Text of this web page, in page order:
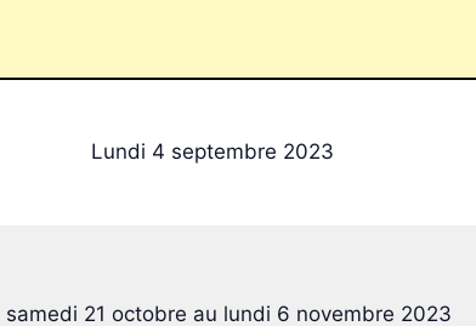
Lundi 4 septembre 2023
samedi 21 octobre au lundi 6 novembre 2023